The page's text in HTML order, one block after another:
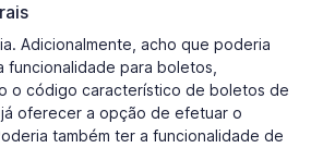
Adicionalmente, acho que poderia
funcionalidade para boletos,
o código característico de boletos de
oferecer a opção de efetuar o
também ter a funcionalidade de